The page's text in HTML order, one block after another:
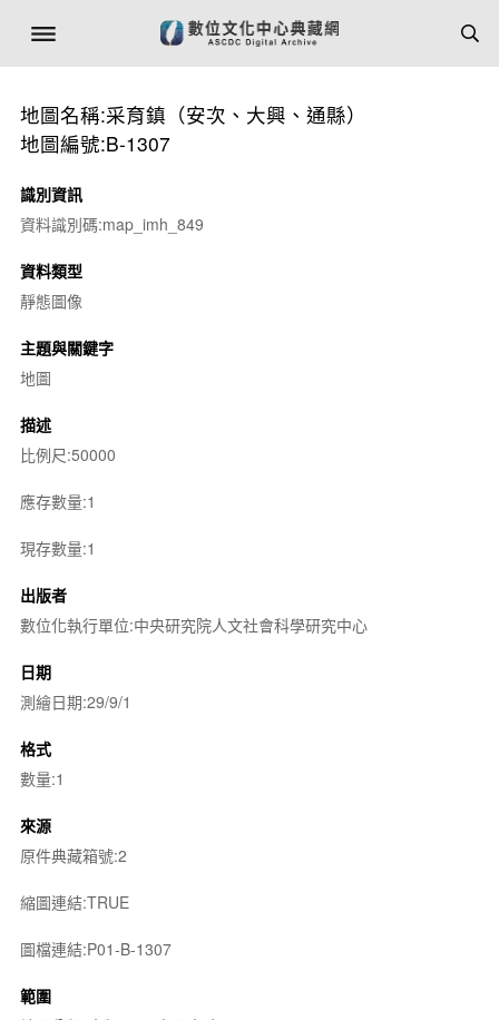
地圖名稱:采育鎮（安次、大興、通縣）
地圖編號:B-1307
識別資訊
資料識別碼:map_imh_849
資料類型
靜態圖像
主題與關鍵字
地圖
描述
比例尺:50000
應存數量:1
現存數量:1
出版者
數位化執行單位:中央研究院人文社會科學研究中心
日期
測繪日期:29/9/1
格式
數量:1
來源
原件典藏箱號:2
縮圖連結:TRUE
圖檔連結:P01-B-1307
範圍